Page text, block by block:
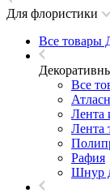
Для флористики
Все товары
Все
Лента
Лента
Рафия
Шнур